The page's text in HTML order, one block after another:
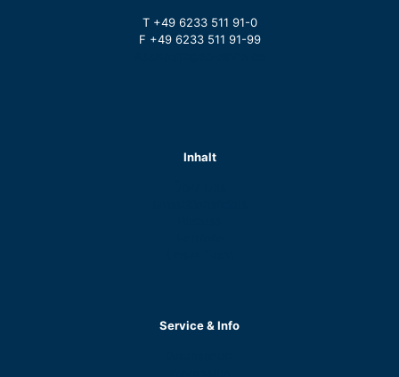
T +49 6233 511 91-0
F +49 6233 511 91-99
Inhalt
Service & Info